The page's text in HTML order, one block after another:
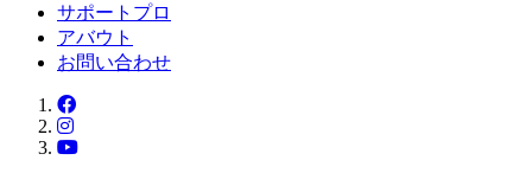
サポートプロ
アバウト
お問い合わせ